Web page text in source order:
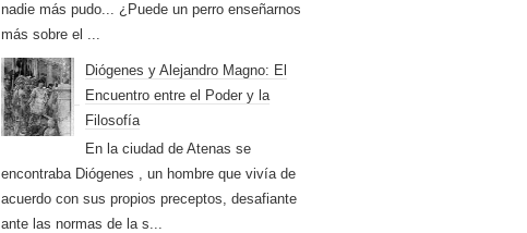
nadie más pudo... ¿Puede un perro enseñarnos
más sobre el ...
Diógenes y Alejandro Magno: El
Encuentro entre el Poder y la
Filosofía
En la ciudad de Atenas se
encontraba Diógenes , un hombre que vivía de
acuerdo con sus propios preceptos, desafiante
ante las normas de la s...